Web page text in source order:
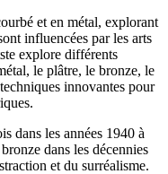
et en métal, explorant
influencées par les arts
explore différents
le plâtre, le bronze, le
innovantes pour
dans les années 1940 à
dans les décennies
et du surréalisme.